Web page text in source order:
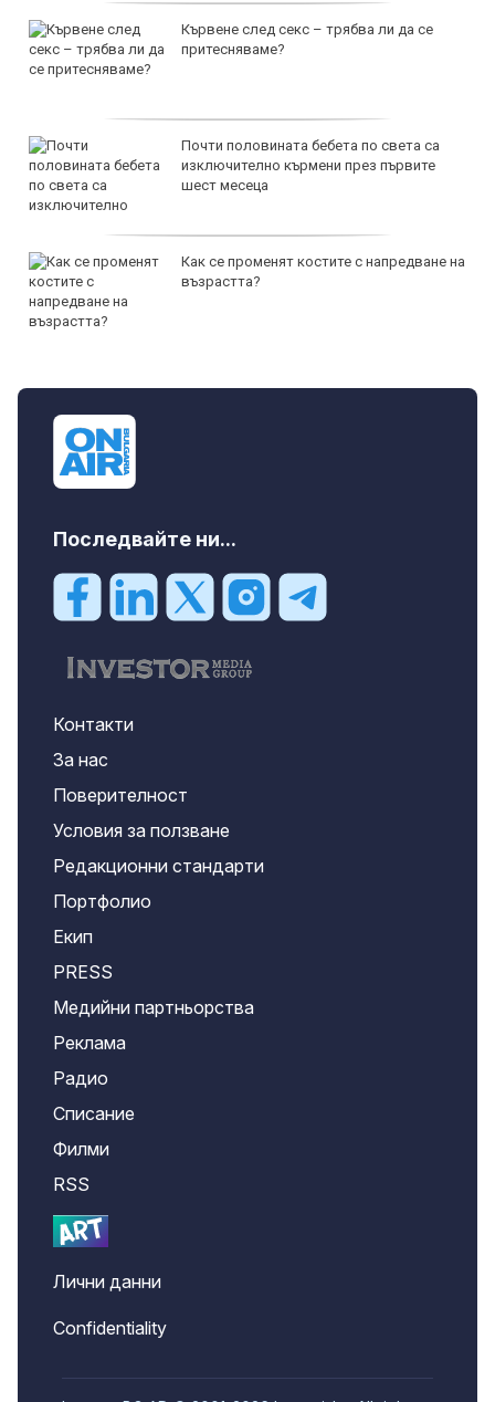
Кървене след секс – трябва ли да се
притесняваме?
Почти половината бебета по света са
изключително кърмени през първите
шест месеца
Как се променят костите с напредване на
възрастта?
Последвайте ни...
Контакти
За нас
Поверителност
Условия за ползване
Редакционни стандарти
Портфолио
Екип
PRESS
Медийни партньорства
Реклама
Радио
Списание
Филми
RSS
Лични данни
Confidentiality